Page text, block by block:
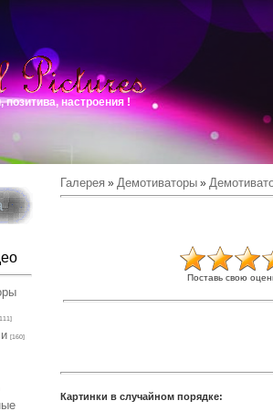
позитива, настроения !
[160]
Галерея » Демотиваторы»
Поставь свою
Картинки в случайном порядке: